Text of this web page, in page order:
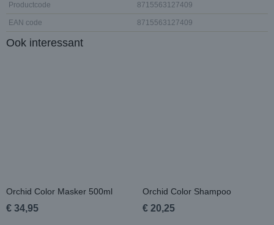
Productcode 8715563127409
EAN code 8715563127409
Ook interessant
Orchid Color Masker 500ml
€ 34,95
Orchid Color Shampoo
€ 20,25